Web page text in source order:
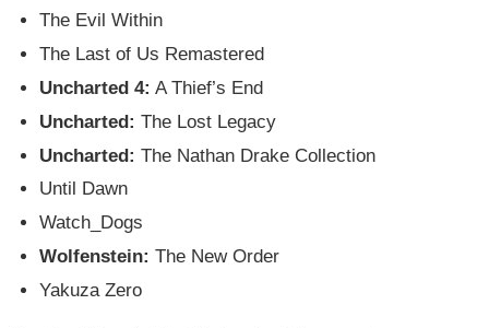
The Evil Within
The Last of Us Remastered
Uncharted 4: A Thief’s End
Uncharted: The Lost Legacy
Uncharted: The Nathan Drake Collection
Until Dawn
Watch_Dogs
Wolfenstein: The New Order
Yakuza Zero